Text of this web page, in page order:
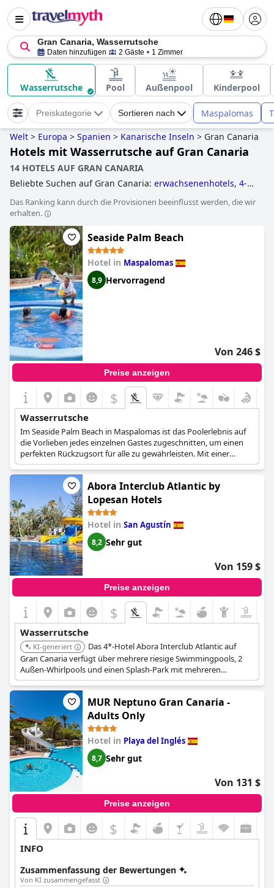
Gran Canaria, Wasserrutsche
Daten hinzufügen 2 Gäste 1 Zimmer
Wasserrutsche Pool Außenpool Kinderpool
Preiskategorie Sortieren nach Maspalomas
Welt > Europa > Spanien > Kanarische Inseln > Gran Canaria
Hotels mit Wasserrutsche auf Gran Canaria
14 HOTELS AUF GRAN CANARIA
Beliebte Suchen auf Gran Canaria: erwachsenenhotels, 4-
mit wasserrutsche,hotels mit all inclusive angeboten,
hotels mit aquapark
golfhotels,kleine hotels
hotels,yoga hotels andfamilienhotels.
Das Ranking kann durch die Provisionen beeinflusst werden, die wir
erhalten.
Seaside Palm Beach
Hotel in Maspalomas
8,9 Hervorragend
Von 246 $
Preise anzeigen
$
Wasserrutsche
Im Seaside Palm Beach in Maspalomas ist das Poolerlebnis auf
die Vorlieben jedes einzelnen Gastes zugeschnitten, um einen
perfekten Rückzugsort für alle zu gewährleisten. Mit einer
bemerkenswerten Auswahl an fünf verschiedenen Pools bietet
das Resort eine harmonische Mischung aus Genuss,
Entspannung und familienfreundlichem Vergnügen, was es zu
einem wahrhaft luxuriösen Reiseziel macht.
Für die Kleinsten gibt es einen flachen Baby-Pool mit einer Tiefe
von 0,5 Metern, der ihnen eine sichere und angenehme
Umgebung zum Planschen und Spielen bietet. Außerdem gibt
es ein spezielles Kinderbecken mit einer Tiefe von 0,9 bis 1,10
Metern. Dieser aufregende Pool ist mit einer aufregenden
Wasserrutsche, einer faszinierenden Wasserfontäne und sogar
einem Wasserballnetz ausgestattet und sorgt für endlose
Momente des Spaßes und des Lachens bei den Kleinen.
Unabhängig von Ihren Urlaubswünschen hat das Seaside Palm
Beach einen Pool, der perfekt zu Ihren Vorlieben passt und
Ihnen ein unvergessliches Erlebnis in diesem luxuriösen
Familienresort auf Gran Canaria verspricht. Kommen Sie und
entdecken Sie die Wunder unserer Pools selbst!
Abora Interclub Atlantic by
Lopesan Hotels
Hotel in San Agustín
8,2 Sehr gut
Von 159 $
Preise anzeigen
$
Wasserrutsche
KI-generiert
Das 4*-Hotel Abora Interclub Atlantic auf
Gran Canaria verfügt über mehrere riesige Swimmingpools, 2
Außen-Whirlpools und einen Splash-Park mit mehreren
Wasserrutschen.
MUR Neptuno Gran Canaria -
Adults Only
Hotel in Playa del Inglés
8,7 Sehr gut
Von 131 $
Preise anzeigen
$
INFO
Zusammenfassung der Bewertungen
Von KI zusammengefasst